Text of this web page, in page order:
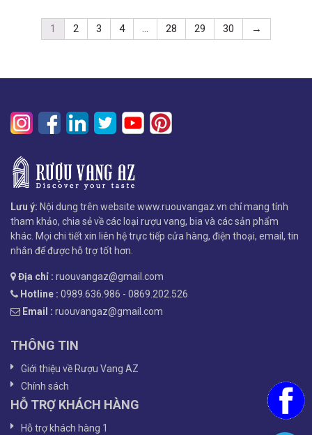
1 2 3 4 … 28 29 30 →
Lưu ý: Nội dung trên website www.ruouvangaz.vn chỉ mang tính
tham khảo, chia sẻ về các loại rượu vang, bia và các sản phẩm
khác. Mọi chi tiết xin liên hệ trực tiếp cửa hàng, điện thoại, email, tin
nhắn để được hỗ trợ tốt hơn.
Địa chỉ : ruouvangaz@gmail.com
Hotline : 0989.636.986 - 0869.202.526
Email : ruouvangaz@gmail.com
THÔNG TIN
Giới thiệu về Rượu Vang AZ
Chính sách
HỖ TRỢ KHÁCH HÀNG
Hỗ trợ khách hàng 1